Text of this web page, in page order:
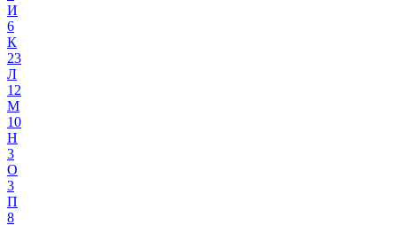
И
6
К
23
Л
12
М
10
Н
3
О
3
П
8